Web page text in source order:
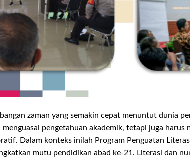
zaman yang semakin cepat menuntut dunia
pengetahuan akademik, tetapi juga
Dalam konteks inilah Program Penguatan
mutu pendidikan abad ke-21. Literasi dan